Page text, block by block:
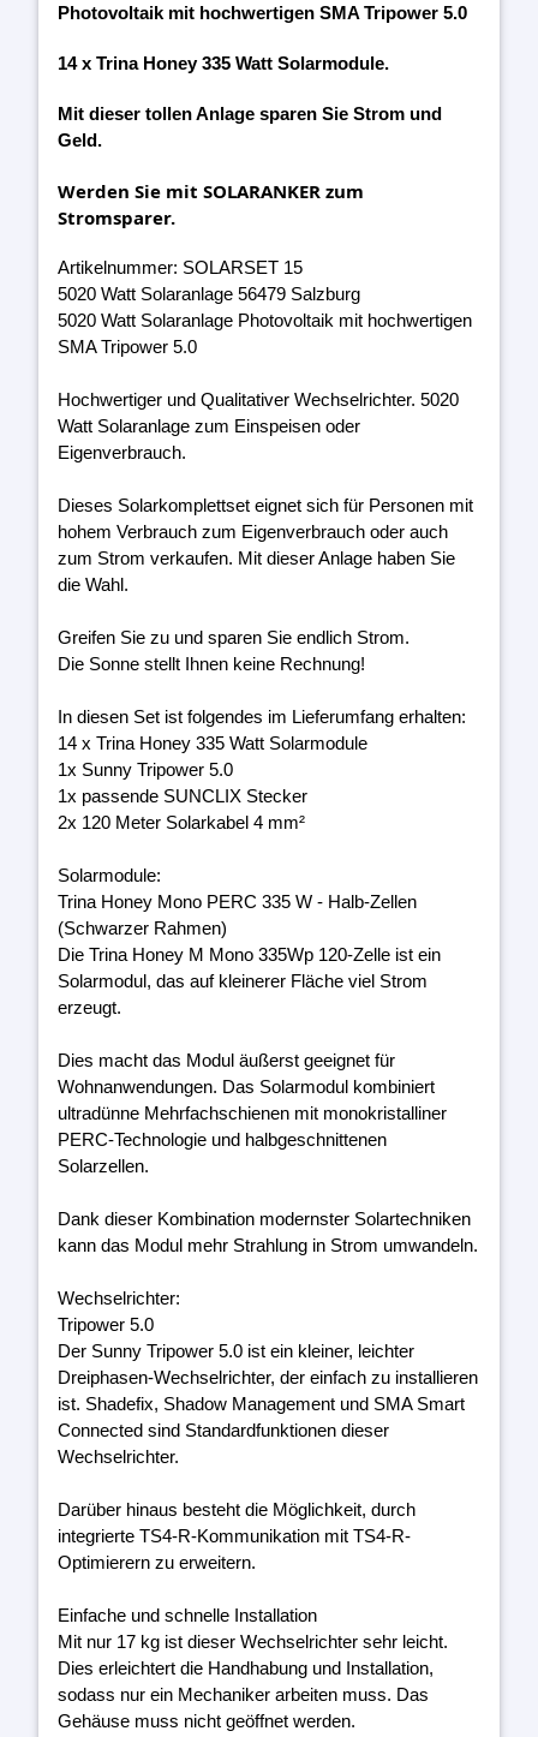
Photovoltaik mit hochwertigen SMA Tripower 5.0
14 x Trina Honey 335 Watt Solarmodule.
Mit dieser tollen Anlage sparen Sie Strom und
Geld.
Werden Sie mit SOLARANKER zum
Stromsparer.
Artikelnummer: SOLARSET 15
5020 Watt Solaranlage 56479 Salzburg
5020 Watt Solaranlage Photovoltaik mit hochwertigen
SMA Tripower 5.0
Hochwertiger und Qualitativer Wechselrichter. 5020
Watt Solaranlage zum Einspeisen oder
Eigenverbrauch.
Dieses Solarkomplettset eignet sich für Personen mit
hohem Verbrauch zum Eigenverbrauch oder auch
zum Strom verkaufen. Mit dieser Anlage haben Sie
die Wahl.
Greifen Sie zu und sparen Sie endlich Strom.
Die Sonne stellt Ihnen keine Rechnung!
In diesen Set ist folgendes im Lieferumfang erhalten:
14 x Trina Honey 335 Watt Solarmodule
1x Sunny Tripower 5.0
1x passende SUNCLIX Stecker
2x 120 Meter Solarkabel 4 mm²
Solarmodule:
Trina Honey Mono PERC 335 W - Halb-Zellen
(Schwarzer Rahmen)
Die Trina Honey M Mono 335Wp 120-Zelle ist ein
Solarmodul, das auf kleinerer Fläche viel Strom
erzeugt.
Dies macht das Modul äußerst geeignet für
Wohnanwendungen. Das Solarmodul kombiniert
ultradünne Mehrfachschienen mit monokristalliner
PERC-Technologie und halbgeschnittenen
Solarzellen.
Dank dieser Kombination modernster Solartechniken
kann das Modul mehr Strahlung in Strom umwandeln.
Wechselrichter:
Tripower 5.0
Der Sunny Tripower 5.0 ist ein kleiner, leichter
Dreiphasen-Wechselrichter, der einfach zu installieren
ist. Shadefix, Shadow Management und SMA Smart
Connected sind Standardfunktionen dieser
Wechselrichter.
Darüber hinaus besteht die Möglichkeit, durch
integrierte TS4-R-Kommunikation mit TS4-R-
Optimierern zu erweitern.
Einfache und schnelle Installation
Mit nur 17 kg ist dieser Wechselrichter sehr leicht.
Dies erleichtert die Handhabung und Installation,
sodass nur ein Mechaniker arbeiten muss. Das
Gehäuse muss nicht geöffnet werden.